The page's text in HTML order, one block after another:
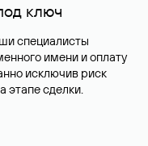
ключ
специалисты
имени и оплату
исключив риск
этапе сделки.